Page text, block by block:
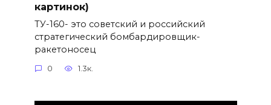
картинок)
ТУ-160- это советский и российский
стратегический бомбардировщик-
ракетоносец
0 1.3к.